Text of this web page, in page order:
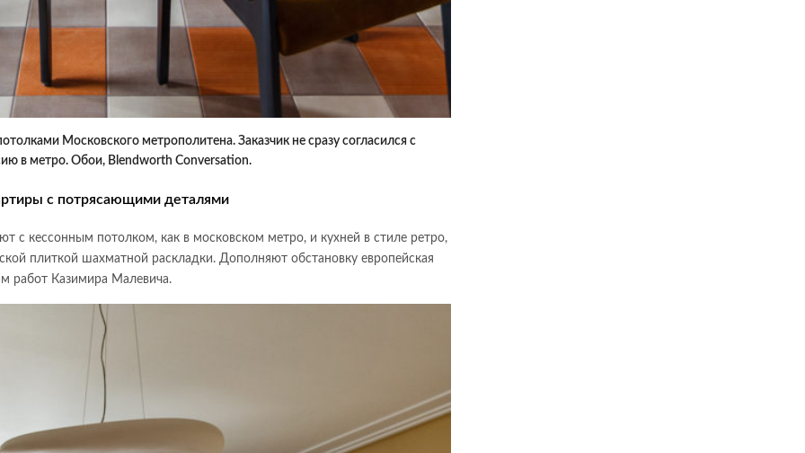
Московского метрополитена. Заказчик не сразу согласился с
в метро. Обои, Blendworth Conversation.
с потрясающими деталями
с кессонным потолком, как в московском метро, и кухней в стиле ретро,
плиткой шахматной раскладки. Дополняют обстановку европейская
работ Казимира Малевича.